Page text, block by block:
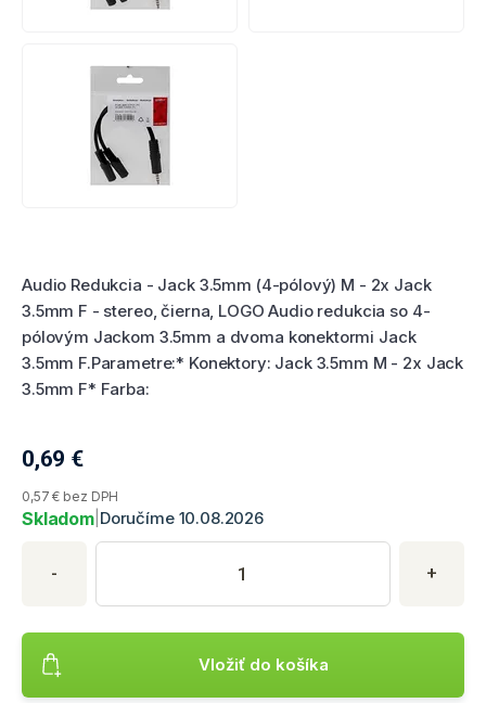
Audio Redukcia - Jack 3.5mm (4-pólový) M - 2x Jack
3.5mm F - stereo, čierna, LOGO Audio redukcia so 4-
pólovým Jackom 3.5mm a dvoma konektormi Jack
3.5mm F.Parametre:* Konektory: Jack 3.5mm M - 2x Jack
3.5mm F* Farba:
0,69 €
Aktuálna cena produktu
0,57 € bez DPH
Skladom| Doručíme 10.08.2026
Množstvo produktu
- +
Zadajte požadované množstvo produktu. Minimálne
Vložiť do košíka
Pridá produkt Audio Redukcia, Jack, Jack (3,5 mm) M (4-